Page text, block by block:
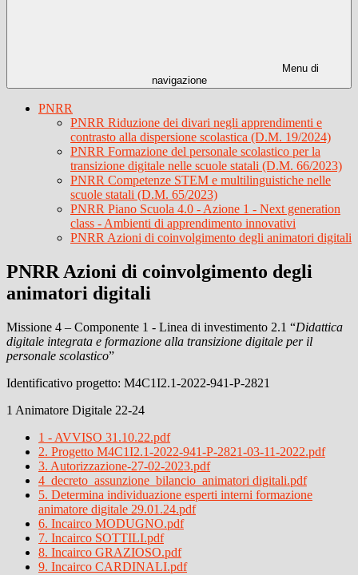
Menu di
navigazione
PNRR
PNRR Riduzione dei divari negli apprendimenti e
contrasto alla dispersione scolastica (D.M. 19/2024)
PNRR Formazione del personale scolastico per la
transizione digitale nelle scuole statali (D.M. 66/2023)
PNRR Competenze STEM e multilinguistiche nelle
scuole statali (D.M. 65/2023)
PNRR Piano Scuola 4.0 - Azione 1 - Next generation
class - Ambienti di apprendimento innovativi
PNRR Azioni di coinvolgimento degli animatori digitali
PNRR Azioni di coinvolgimento degli
animatori digitali
Missione 4 – Componente 1 - Linea di investimento 2.1 “Didattica
digitale integrata e formazione alla transizione digitale per il
personale scolastico”
Identificativo progetto: M4C1I2.1-2022-941-P-2821
1 Animatore Digitale 22-24
1 - AVVISO 31.10.22.pdf
2. Progetto M4C1I2.1-2022-941-P-2821-03-11-2022.pdf
3. Autorizzazione-27-02-2023.pdf
4_decreto_assunzione_bilancio_animatori digitali.pdf
5. Determina individuazione esperti interni formazione
animatore digitale 29.01.24.pdf
6. Incairco MODUGNO.pdf
7. Incairco SOTTILI.pdf
8. Incairco GRAZIOSO.pdf
9. Incairco CARDINALI.pdf